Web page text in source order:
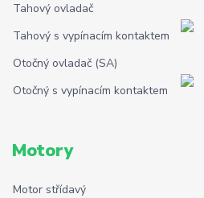
Tahový ovladač
Tahový s vypínacím kontaktem
Otočný ovladač (SA)
Otočný s vypínacím kontaktem
Motory
Motor střídavý